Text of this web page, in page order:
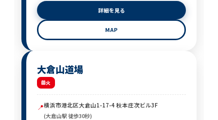
詳細を見る
MAP
大倉山道場
火
📍横浜市港北区大倉山1-17-4 秋本庄次ビル3F
(大倉山駅 徒歩30秒)